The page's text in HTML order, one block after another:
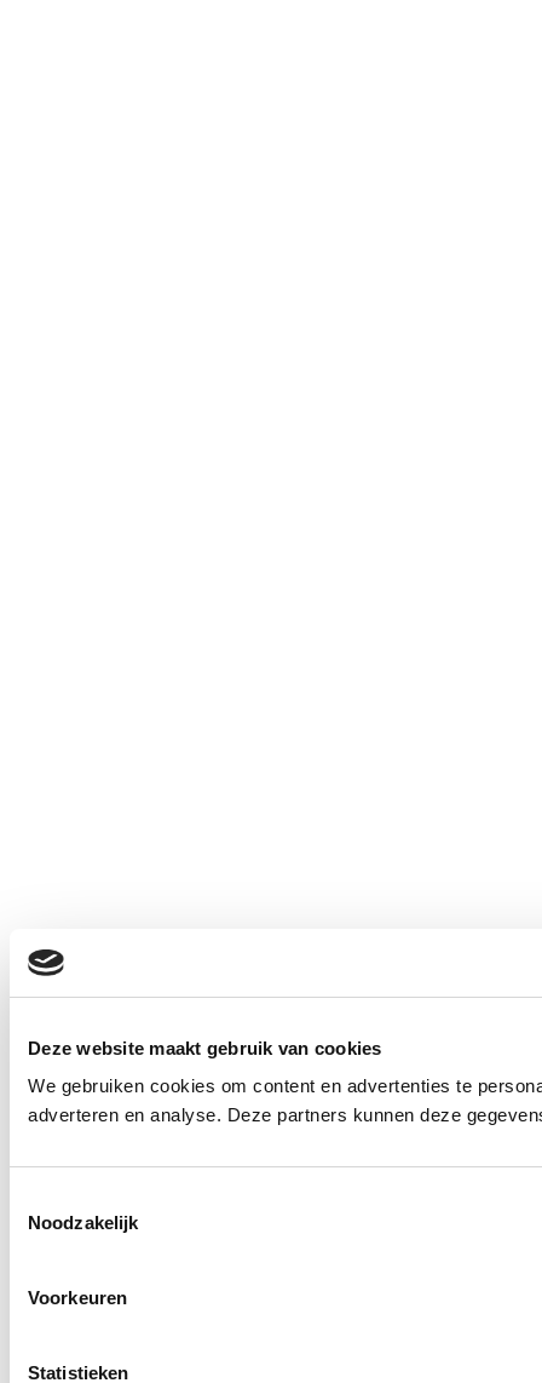
Deze website maakt gebruik van cookies
We gebruiken cookies om content en advertenties te
adverteren en analyse. Deze partners kunnen deze
Noodzakelijk
Voorkeuren
Statistieken